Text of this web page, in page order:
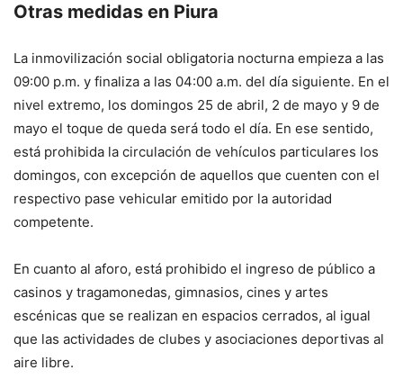
Otras medidas en Piura
La inmovilización social obligatoria nocturna empieza a las
09:00 p.m. y finaliza a las 04:00 a.m. del día siguiente. En el
nivel extremo, los domingos 25 de abril, 2 de mayo y 9 de
mayo el toque de queda será todo el día. En ese sentido,
está prohibida la circulación de vehículos particulares los
domingos, con excepción de aquellos que cuenten con el
respectivo pase vehicular emitido por la autoridad
competente.
En cuanto al aforo, está prohibido el ingreso de público a
casinos y tragamonedas, gimnasios, cines y artes
escénicas que se realizan en espacios cerrados, al igual
que las actividades de clubes y asociaciones deportivas al
aire libre.